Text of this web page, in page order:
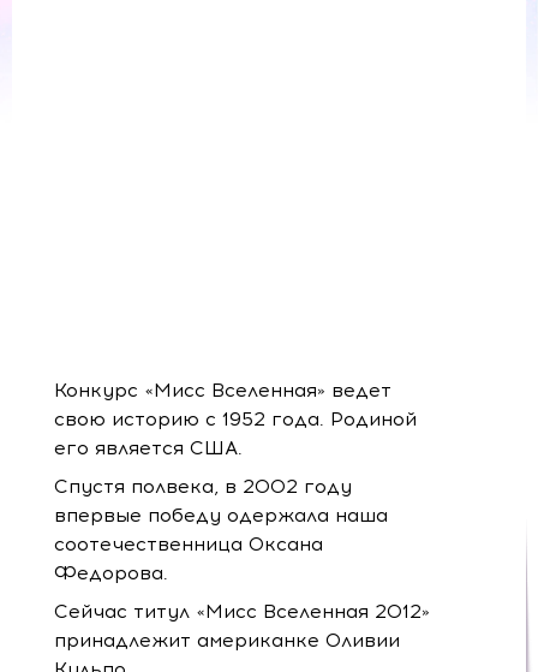
Конкурс «Мисс Вселенная» ведет
свою историю с 1952 года. Родиной
его является США.
Спустя полвека, в 2002 году
впервые победу одержала наша
соотечественница Оксана
Федорова.
Сейчас титул «Мисс Вселенная 2012»
принадлежит американке Оливии